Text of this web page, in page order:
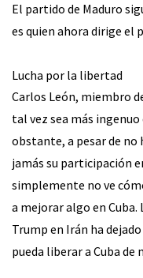
El partido de Maduro
es quien ahora dirige el
Lucha por la libertad
Carlos León, miembro
tal vez sea más ingenuo
obstante, a pesar de
jamás su participación
simplemente no ve
a mejorar algo en Cuba.
Trump en Irán ha
pueda liberar a Cuba de